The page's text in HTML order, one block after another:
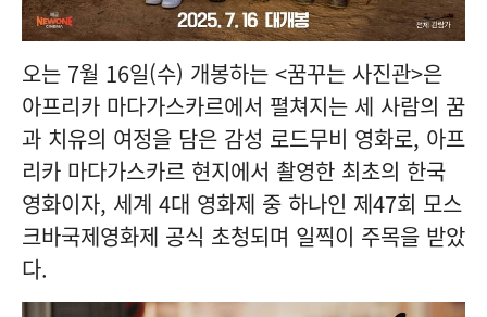
오는 7월 16일(수) 개봉하는 <꿈꾸는 사진관>은
아프리카 마다가스카르에서 펼쳐지는 세 사람의 꿈
과 치유의 여정을 담은 감성 로드무비 영화로, 아프
리카 마다가스카르 현지에서 촬영한 최초의 한국
영화이자, 세계 4대 영화제 중 하나인 제47회 모스
크바국제영화제 공식 초청되며 일찍이 주목을 받았
다.